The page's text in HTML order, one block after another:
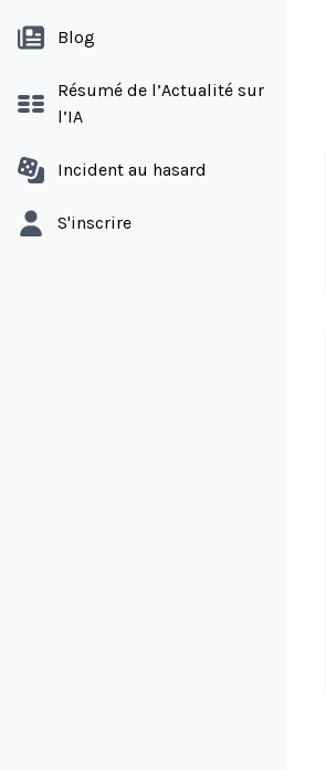
Blog
Résumé de l’Actualité sur
l’IA
Incident au hasard
S'inscrire